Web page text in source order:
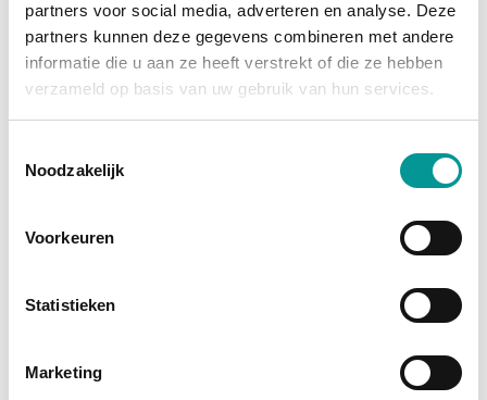
partners voor social media, adverteren en analyse. Deze
partners kunnen deze gegevens combineren met andere
informatie die u aan ze heeft verstrekt of die ze hebben
verzameld op basis van uw gebruik van hun services.
Noodzakelijk
Voorkeuren
Statistieken
Marketing
grootste afschrijving is al gedaan, en je profiteert
van
fiscale voordelenzoals investeringsaftrek en
btw-teruggave (bij een btw-auto). Je wordt namelijk
vrij houdt voor andere investeringen.